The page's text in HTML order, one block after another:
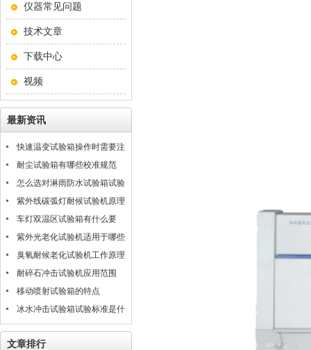
仪器常见问题
技术文章
下载中心
视频
最新资讯
快速温变试验箱操作时需要注
意什么？
耐尘试验箱有哪些校准规范
怎么选对淋雨防水试验箱试验
条件
紫外线碳弧灯耐候试验机原理
是什么
车灯双温区试验箱有什么要
求？
紫外光老化试验机适用于哪些
材料的测试评估
臭氧耐候老化试验机工作原理
耐碎石冲击试验机应用范围
移动喷射试验箱的特点
冰水冲击试验箱试验标准是什
么？
文章排行